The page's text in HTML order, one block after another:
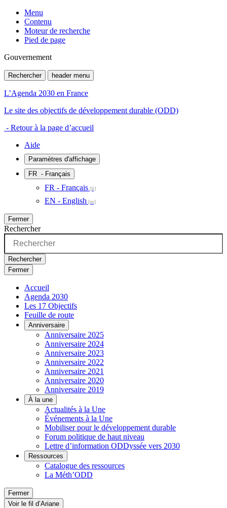
Menu
Contenu
Moteur de recherche
Pied de page
Gouvernement
Rechercher header menu
L’Agenda 2030 en France
Le site des objectifs de développement durable (ODD)
- Retour à la page d’accueil
Aide
Paramètres d'affichage
FR - Français
FR - Français
EN - English
Fermer
Rechercher
Rechercher
Fermer
Accueil
Agenda 2030
Les 17 Objectifs
Feuille de route
Anniversaire
Anniversaire 2025
Anniversaire 2024
Anniversaire 2023
Anniversaire 2022
Anniversaire 2021
Anniversaire 2020
Anniversaire 2019
À la une
Actualités à la Une
Événements à la Une
Mobiliser pour le développement durable
Forum politique de haut niveau
Lettre d’information ODDyssée vers 2030
Ressources
Catalogue des ressources
La Méth’ODD
Fermer
Voir le fil d’Ariane